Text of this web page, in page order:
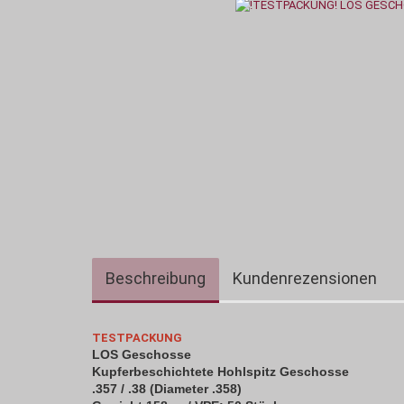
Beschreibung Kundenrezensionen
TESTPACKUNG
LOS Geschosse
Kupferbeschichtete Hohlspitz Geschosse
.357 / .38 (Diameter .358)